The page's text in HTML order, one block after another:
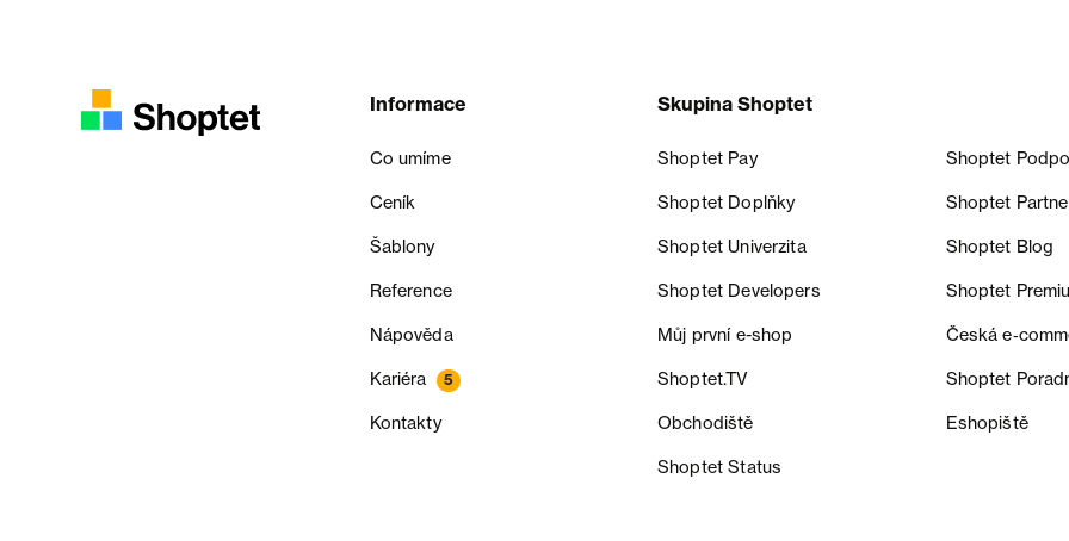
Informace
Co umíme
Ceník
Šablony
Reference
Nápověda
Kariéra 5
Kontakty
Skupina Shoptet
Shoptet Pay Shoptet
Shoptet Doplňky Shoptet
Shoptet Univerzita Shoptet Blog
Shoptet Developers Shoptet
Můj první e-shop Česká
Shoptet.TV Shoptet
Obchodiště Eshopiště
Shoptet Status